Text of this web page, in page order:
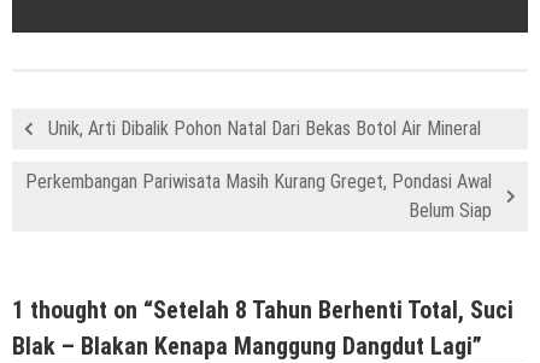
Unik, Arti Dibalik Pohon Natal Dari Bekas Botol Air Mineral
Perkembangan Pariwisata Masih Kurang Greget, Pondasi Awal
Belum Siap
1 thought on “Setelah 8 Tahun Berhenti Total, Suci
Blak – Blakan Kenapa Manggung Dangdut Lagi”